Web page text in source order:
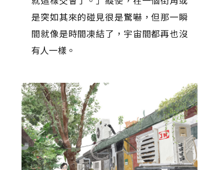
是突如其來的碰見很是驚嚇，但那一瞬
間就像是時間凍結了，宇宙間都再也沒
有人一樣。